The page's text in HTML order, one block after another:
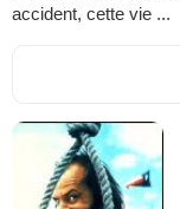
accident, cette vie ...